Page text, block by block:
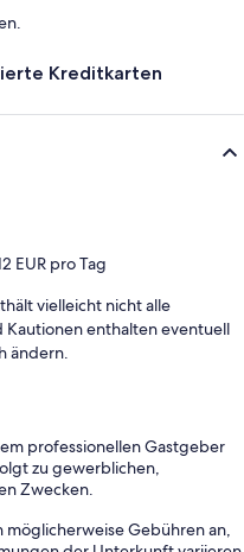
Kreditkarten
EUR pro Tag
vielleicht nicht alle
enthalten eventuell
ändern.
professionellen Gastgeber
zu gewerblichen,
Zwecken.
möglicherweise Gebühren an,